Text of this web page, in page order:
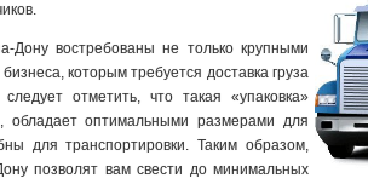
Дону востребованы не только крупными
которым требуется доставка груза
отметить, что такая «упаковка»
обладает оптимальными размерами для
для транспортировки. Таким образом,
позволят вам свести до минимальных